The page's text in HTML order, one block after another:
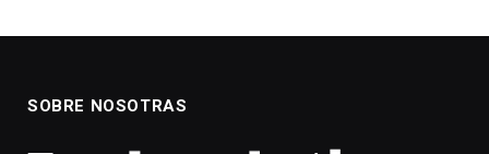
SOBRE NOSOTRAS